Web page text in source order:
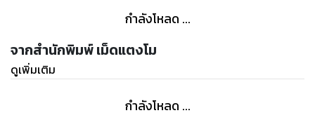
กำลังโหลด ...
จากสำนักพิมพ์ เม็ดแตงโม
ดูเพิ่มเติม
กำลังโหลด ...